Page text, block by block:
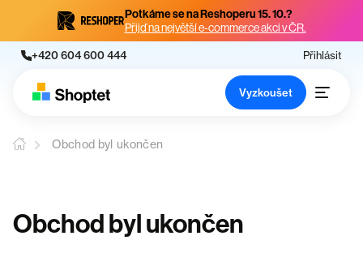
Potkáme se na Reshoperu 15. 10.?
Přijď na největší e-commerce akci v ČR.
+420 604 600 444 Přihlásit
Vyzkoušet
Obchod byl ukončen
Obchod byl ukončen